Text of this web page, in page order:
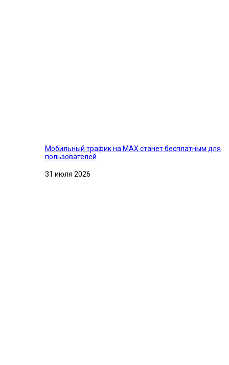
Мобильный трафик на MAX станет бесплатным для
пользователей
31 июля 2026